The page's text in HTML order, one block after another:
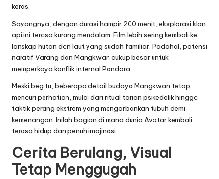
keras.
Sayangnya, dengan durasi hampir 200 menit, eksplorasi klan
api ini terasa kurang mendalam. Film lebih sering kembali ke
lanskap hutan dan laut yang sudah familiar. Padahal, potensi
naratif Varang dan Mangkwan cukup besar untuk
memperkaya konflik internal Pandora.
Meski begitu, beberapa detail budaya Mangkwan tetap
mencuri perhatian, mulai dari ritual tarian psikedelik hingga
taktik perang ekstrem yang mengorbankan tubuh demi
kemenangan. Inilah bagian di mana dunia Avatar kembali
terasa hidup dan penuh imajinasi.
Cerita Berulang, Visual
Tetap Menggugah